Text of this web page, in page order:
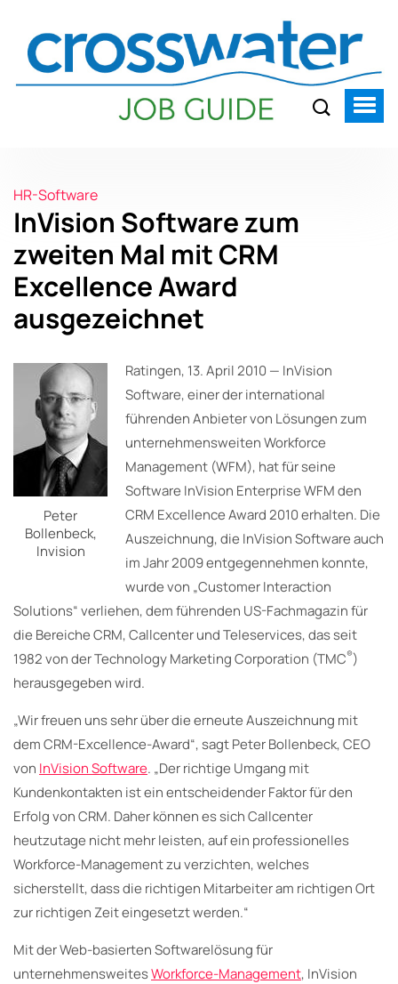
HR-Software
InVision Software zum
zweiten Mal mit CRM
Excellence Award
ausgezeichnet
Peter
Bollenbeck,
Invision
Ratingen, 13. April 2010 — InVision
Software, einer der international
führenden Anbieter von Lösungen zum
unternehmensweiten Workforce
Management (WFM), hat für seine
Software InVision Enterprise WFM den
CRM Excellence Award 2010 erhalten. Die
Auszeichnung, die InVision Software auch
im Jahr 2009 entgegennehmen konnte,
wurde von „Customer Interaction
Solutions“ verliehen, dem führenden US-Fachmagazin für
die Bereiche CRM, Callcenter und Teleservices, das seit
1982 von der Technology Marketing Corporation (TMC®)
herausgegeben wird.
„Wir freuen uns sehr über die erneute Auszeichnung mit
dem CRM-Excellence-Award“, sagt Peter Bollenbeck, CEO
von InVision Software. „Der richtige Umgang mit
Kundenkontakten ist ein entscheidender Faktor für den
Erfolg von CRM. Daher können es sich Callcenter
heutzutage nicht mehr leisten, auf ein professionelles
Workforce-Management zu verzichten, welches
sicherstellt, dass die richtigen Mitarbeiter am richtigen Ort
zur richtigen Zeit eingesetzt werden.“
Mit der Web-basierten Softwarelösung für
unternehmensweitesWorkforce-Management, InVision